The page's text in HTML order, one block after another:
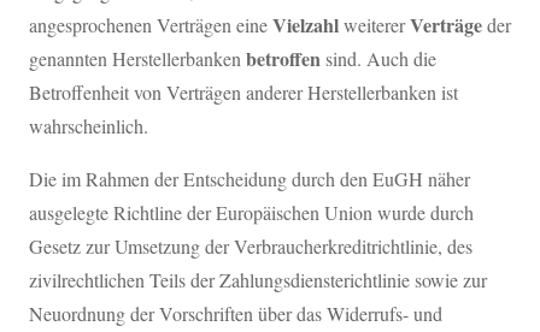
angesprochenen Verträgen eineVielzahlweitererVerträgeder
genannten Herstellerbanken betroffensind. Auch die
Betroffenheit von Verträgen anderer Herstellerbanken ist
wahrscheinlich.
Die im Rahmen der Entscheidung durch den EuGH näher
ausgelegte Richtline der Europäischen Union wurde durch
Gesetz zur Umsetzung der Verbraucherkreditrichtlinie, des
zivilrechtlichen Teils der Zahlungsdiensterichtlinie sowie zur
Neuordnung der Vorschriften über das Widerrufs- und